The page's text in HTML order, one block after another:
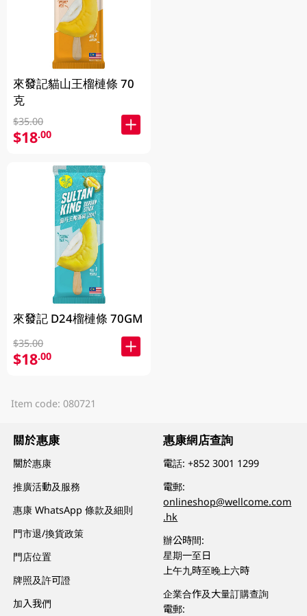
來發記貓山王榴槤條 70
克
$35.00
$18.00
來發記 D24榴槤條 70GM
$35.00
$18.00
Item code: 080721
關於惠康
關於惠康
推廣活動及服務
惠康 WhatsApp 條款及細則
門市退/換貨政策
門店位置
牌照及許可證
加入我們
惠康網店查詢
電話:+852 3001 1299
電郵:
onlineshop@wellcome.com
.hk
辦公時間:
星期一至日
上午九時至晚上六時
企業合作及大量訂購查詢
電郵: